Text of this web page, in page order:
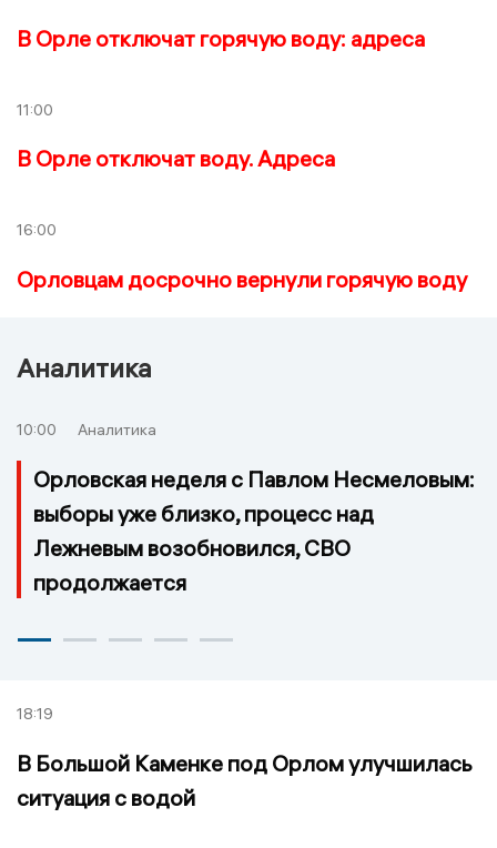
В Орле отключат горячую воду: адреса
11:00
В Орле отключат воду. Адреса
16:00
Орловцам досрочно вернули горячую воду
Аналитика
10:00 Аналитика
Орловская неделя с Павлом Несмеловым:
выборы уже близко, процесс над
Лежневым возобновился, СВО
продолжается
18:19
В Большой Каменке под Орлом улучшилась
ситуация с водой